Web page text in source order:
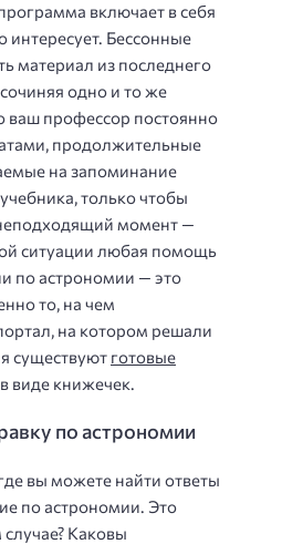
включает в себя
интересует. Бессонные
материал из последнего
одно и то же
ваш профессор постоянно
продолжительные
на запоминание
только чтобы
момент —
ситуации любая помощь
по астрономии — это
то, на чем
на котором решали
существуют готовые
в виде книжечек.
по астрономии
вы можете найти ответы
по астрономии. Это
Каковы